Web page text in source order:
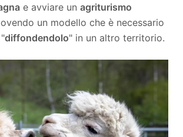
e avviare un agriturismo
un modello che è necessario
diffondendolo" in un altro territorio.